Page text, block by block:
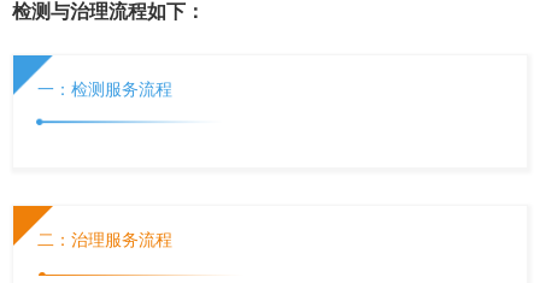
检测与治理流程如下：
一：检测服务流程
二：治理服务流程